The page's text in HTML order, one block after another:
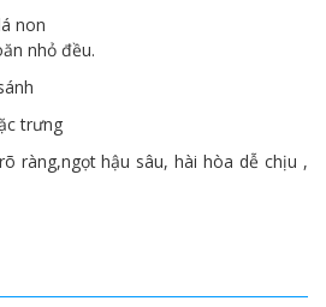
non
nhỏ đều.
trưng
ràng,ngọt hậu sâu, hài hòa dễ chịu ,